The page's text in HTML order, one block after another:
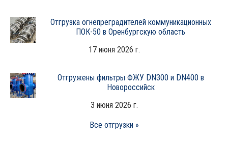
Отгрузка огнепреградителей коммуникационных
ПОК-50 в Оренбургскую область
17 июня 2026 г.
Отгружены фильтры ФЖУ DN300 и DN400 в
Новороссийск
3 июня 2026 г.
Все отгрузки »